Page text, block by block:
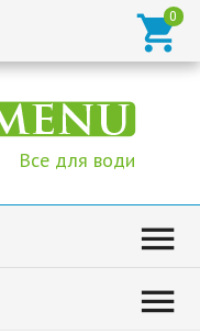

Все для води

